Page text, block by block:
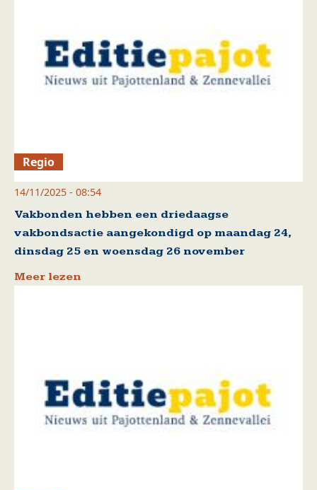
Regio
14/11/2025 - 08:54
Vakbonden hebben een driedaagse
vakbondsactie aangekondigd op maandag 24,
dinsdag 25 en woensdag 26 november
Meer lezen